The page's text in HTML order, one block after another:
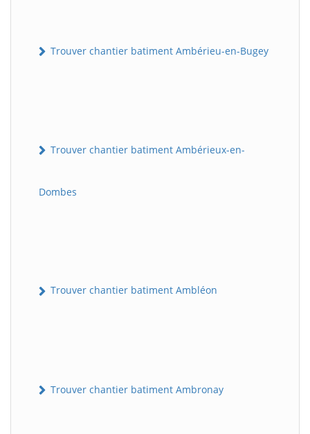
Trouver chantier batiment Ambérieu-en-Bugey
Trouver chantier batiment Ambérieux-en-
Dombes
Trouver chantier batiment Ambléon
Trouver chantier batiment Ambronay